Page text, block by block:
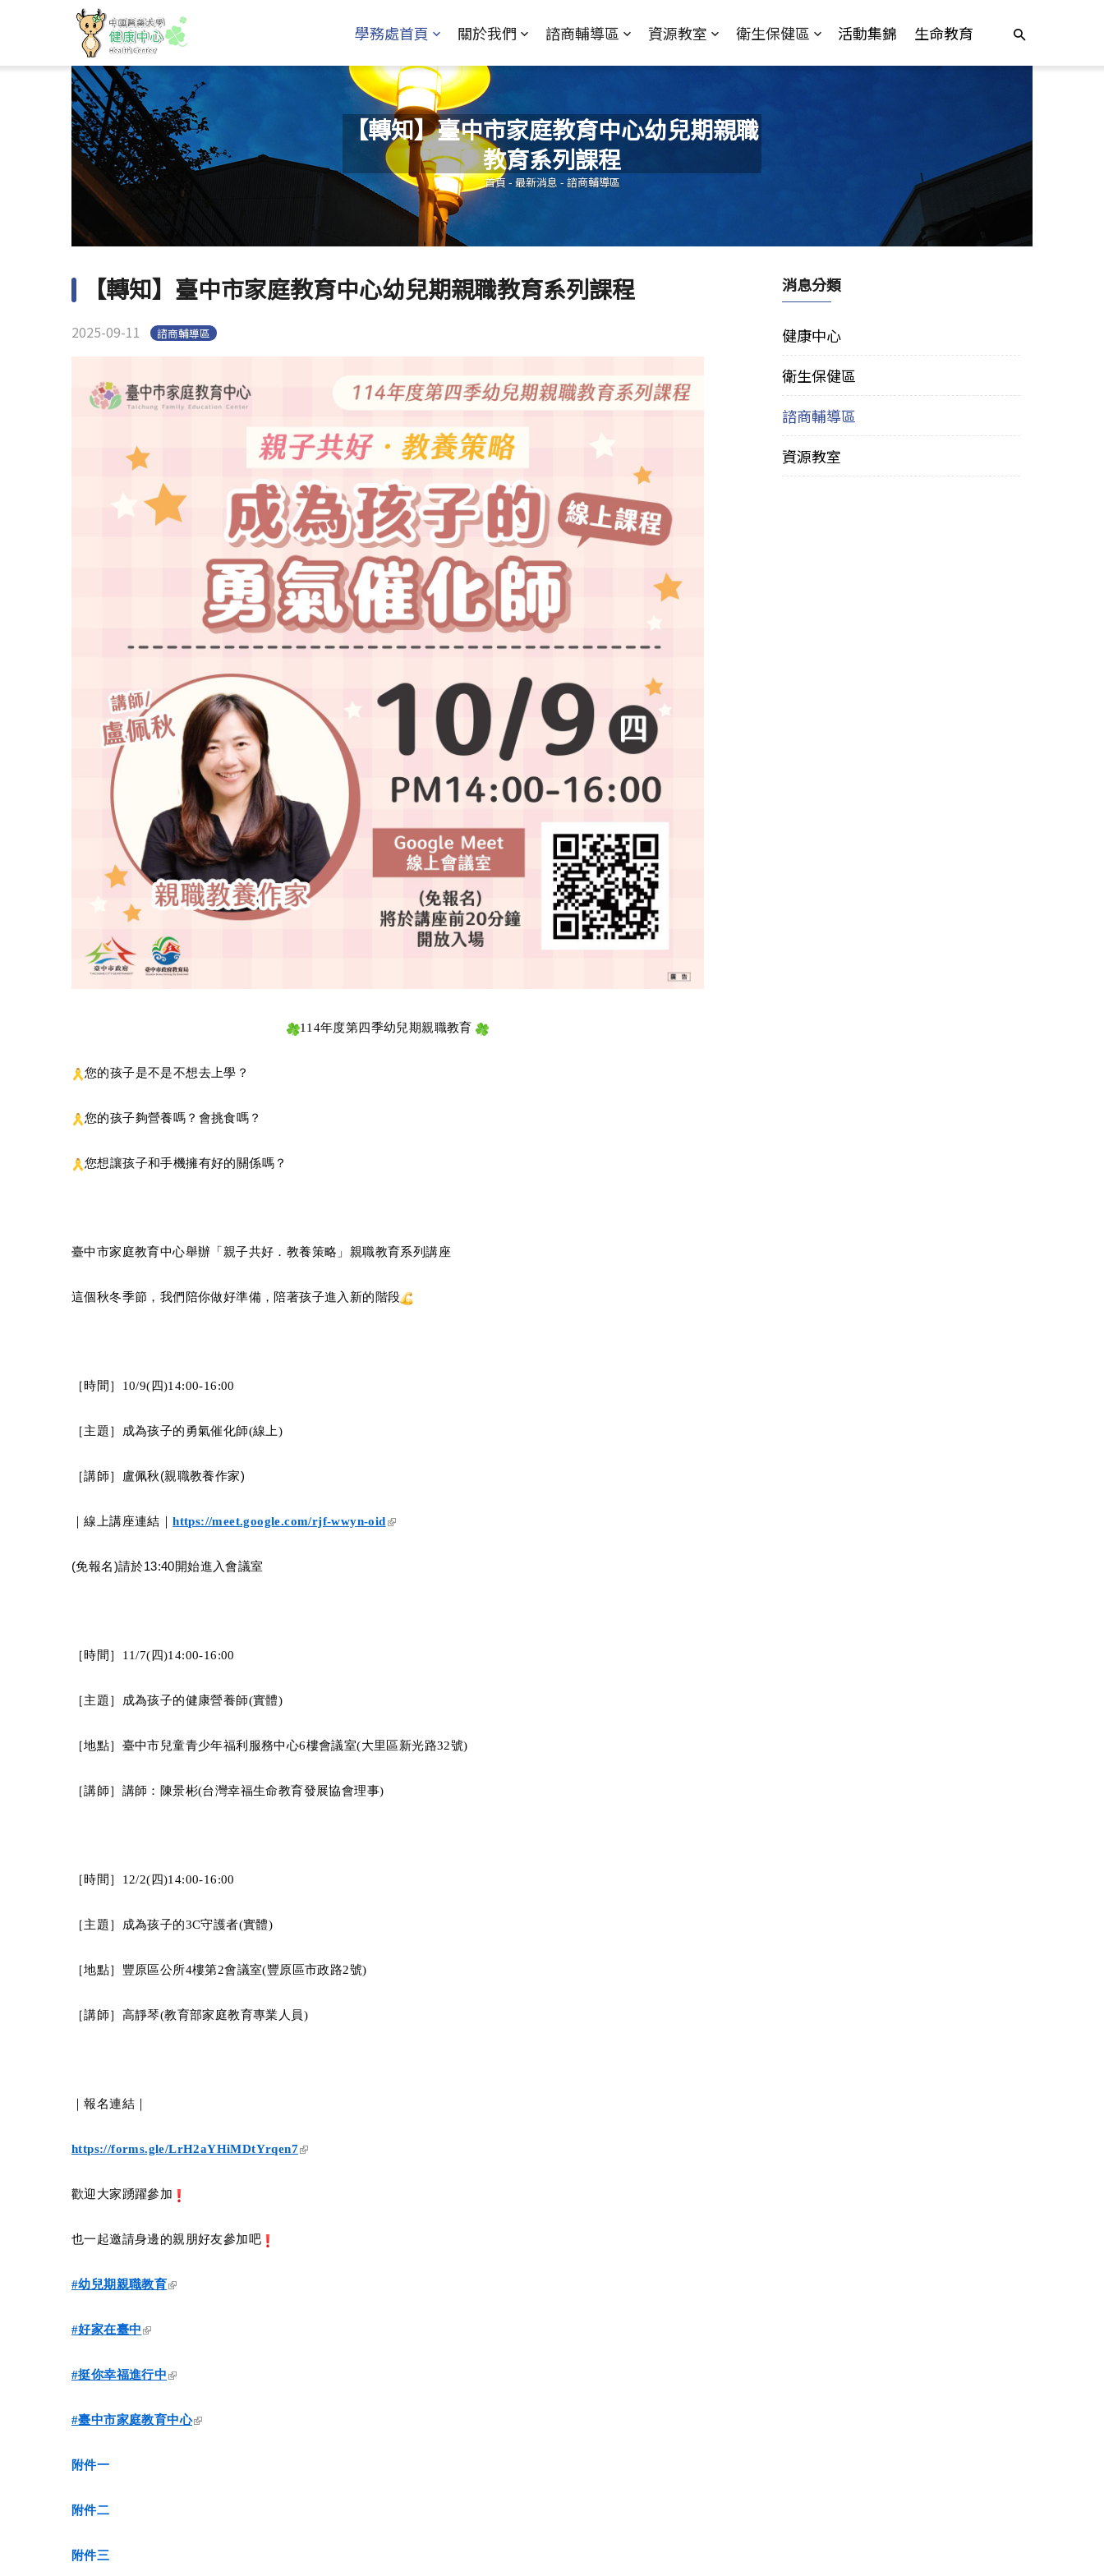
學務處首頁 關於我們 諮商輔導區 資源教室 衛生保健區 活動集錦 生命教育
【轉知】臺中市家庭教育中心幼兒期親職
教育系列課程
您在這裡
首頁- 最新消息 - 諮商輔導區
【轉知】臺中市家庭教育中心幼兒期親職教育系列課程
2025-09-11 諮商輔導區
114年度第四季幼兒期親職教育
您的孩子是不是不想去上學？
您的孩子夠營養嗎？會挑食嗎？
您想讓孩子和手機擁有好的關係嗎？
臺中市家庭教育中心舉辦「親子共好．教養策略」親職教育系列講座
這個秋冬季節，我們陪你做好準備，陪著孩子進入新的階段
［時間］ 10/9(四)14:00-16:00
［主題］成為孩子的勇氣催化師(線上)
［講師］ 盧佩秋(親職教養作家)
｜線上講座連結｜https://meet.google.com/rjf-wwyn-oid (link is external)
(免報名)請於13:40開始進入會議室
［時間］ 11/7(四)14:00-16:00
［主題］成為孩子的健康營養師(實體)
［地點］臺中市兒童青少年福利服務中心6樓會議室(大里區新光路32號)
［講師］講師：陳景彬(台灣幸福生命教育發展協會理事)
［時間］ 12/2(四)14:00-16:00
［主題］成為孩子的3C守護者(實體)
［地點］豐原區公所4樓第2會議室(豐原區市政路2號)
［講師］高靜琴(教育部家庭教育專業人員)
｜報名連結｜
https://forms.gle/LrH2aYHiMDtYrqen7 (link is external)
歡迎大家踴躍參加
也一起邀請身邊的親朋好友參加吧
#幼兒期親職教育 (link is external)
#好家在臺中 (link is external)
#挺你幸福進行中 (link is external)
#臺中市家庭教育中心 (link is external)
附件一
附件二
附件三
消息分類
健康中心
衛生保健區
諮商輔導區
資源教室